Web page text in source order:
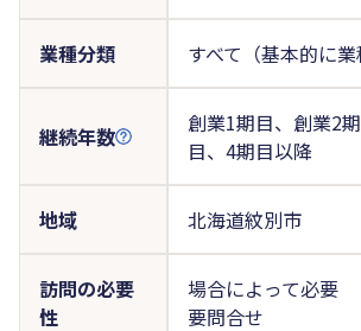
業種分類 すべて（基本的に業
継続年数
創業1期目、創業2
目、4期目以降
地域 北海道紋別市
訪問の必要
性
場合によって必要
要問合せ